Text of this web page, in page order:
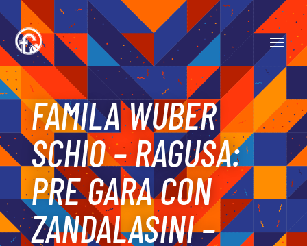
FAMILA WUBER
SCHIO – RAGUSA:
PRE GARA CON
ZANDALASINI –